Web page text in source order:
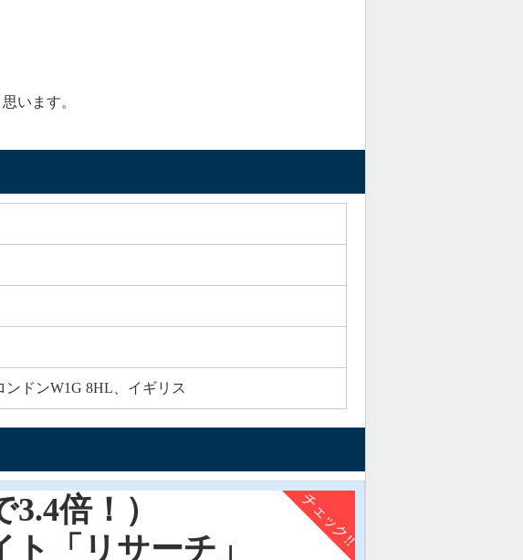
います。
ンドンW1G 8HL、イギリス
倍！）
「リサーチ」